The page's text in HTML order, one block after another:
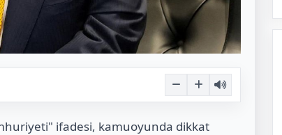
ifadesi, kamuoyunda dikkat